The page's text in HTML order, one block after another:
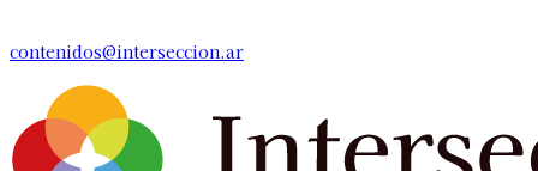
contenidos@interseccion.ar